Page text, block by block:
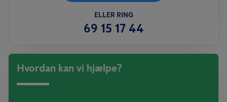
ELLER RING
69 15 17 44
Hvordan kan vi hjælpe?